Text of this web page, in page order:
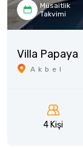
Müsaitlik
Takvimi
Villa Papaya
Akbel
4 Kişi